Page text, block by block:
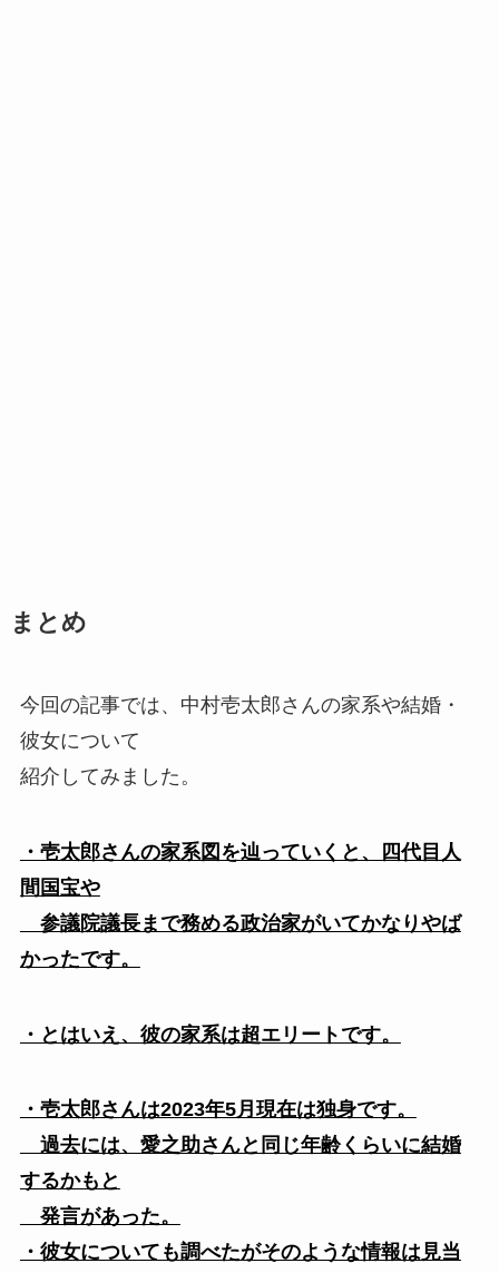
まとめ
今回の記事では、中村壱太郎さんの家系や結婚・
彼女について
紹介してみました。
・壱太郎さんの家系図を辿っていくと、四代目人
間国宝や
参議院議長まで務める政治家がいてかなりやば
かったです。
・とはいえ、彼の家系は超エリートです。
・壱太郎さんは2023年5月現在は独身です。
過去には、愛之助さんと同じ年齢くらいに結婚
するかもと
発言があった。
・彼女についても調べたがそのような情報は見当